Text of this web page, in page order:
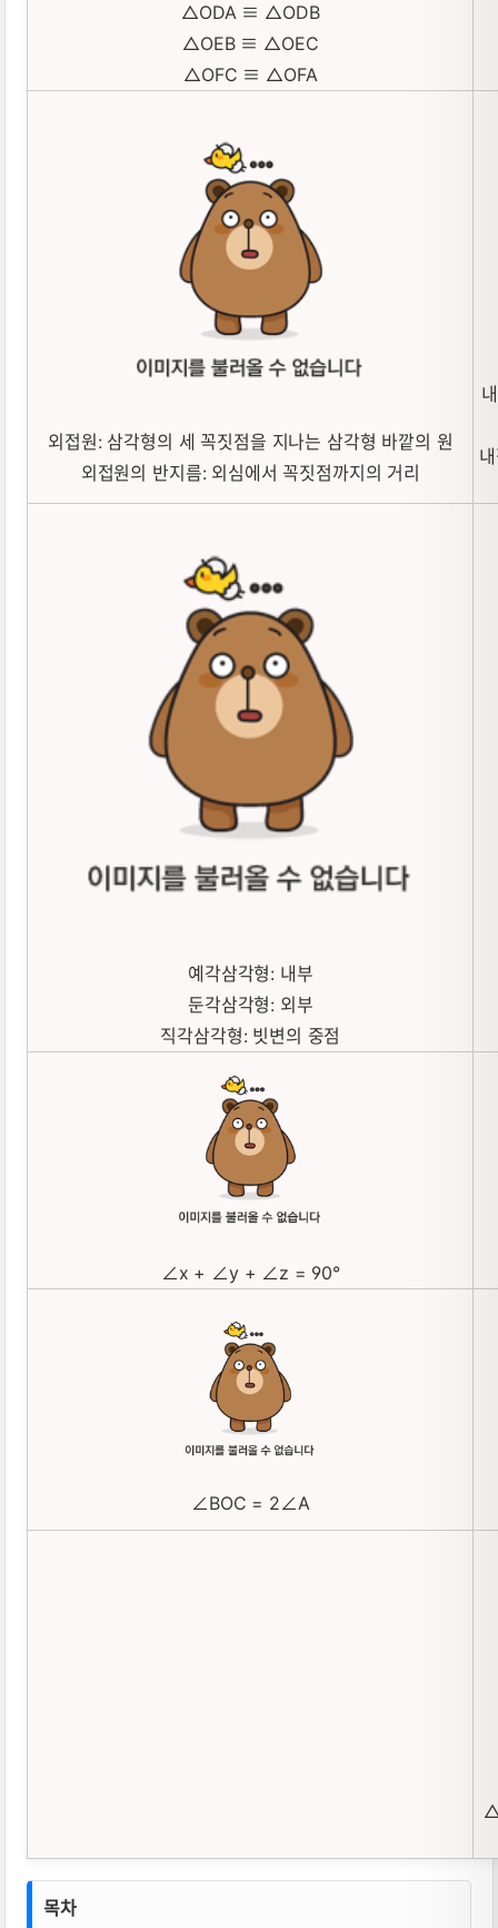
△ODA ≡ △ODB
△OEB ≡ △OEC
△OFC ≡ △OFA
외접원: 삼각형의 세 꼭짓점을 지나는 삼각형 바깥의 원
외접원의 반지름: 외심에서 꼭짓점까지의 거리
예각삼각형: 내부
둔각삼각형: 외부
직각삼각형: 빗변의 중점
∠x + ∠y + ∠z = 90°
∠BOC = 2∠A
삼각형의 외심과 내심, 삼각형의 내심
목차